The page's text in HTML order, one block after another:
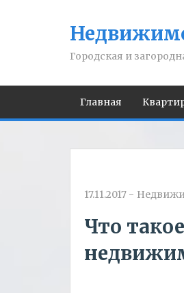
Городская и
Главная
17.11.2017 -
Что